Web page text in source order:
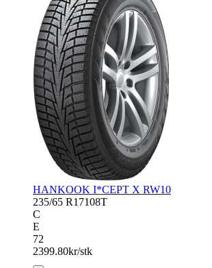
HANKOOK I*CEPT X RW10
235/65 R17108T
C
E
72
2399.80kr/stk